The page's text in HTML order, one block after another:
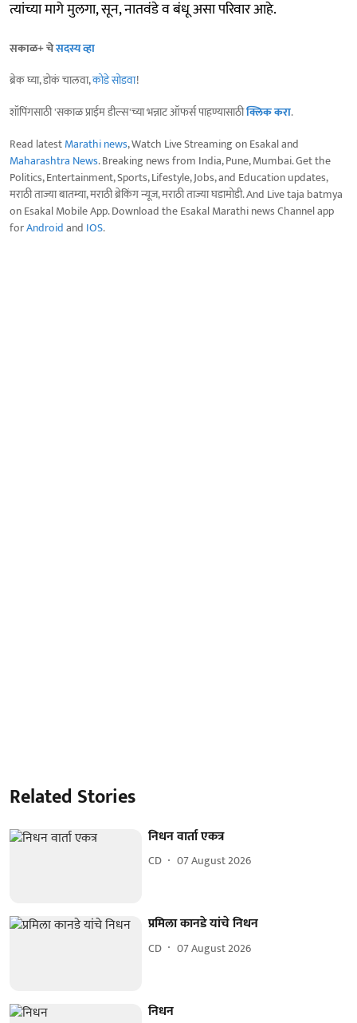
त्यांच्या मागे मुलगा, सून, नातवंडे व बंधू असा परिवार आहे.
सकाळ+ चेसदस्य व्हा
ब्रेक घ्या, डोकं चालवा,कोडे सोडवा!
शॉपिंगसाठी 'सकाळ प्राईम डील्स'च्या भन्नाट ऑफर्स पाहण्यासाठीक्लिक करा.
Read latestMarathi news, Watch Live Streaming on Esakal and
Maharashtra News. Breaking news from India, Pune, Mumbai. Get the
Politics, Entertainment, Sports, Lifestyle, Jobs, and Education updates,
मराठी ताज्या बातम्या, मराठी ब्रेकिंग न्यूज, मराठी ताज्या घडामोडी. And Live taja batmya
on Esakal Mobile App. Download the Esakal Marathi news Channel app
forAndroidand IOS.
Related Stories
निधन वार्ता एकत्र
CD 07 August 2026
प्रमिला कानडे यांचे निधन
CD 07 August 2026
निधन